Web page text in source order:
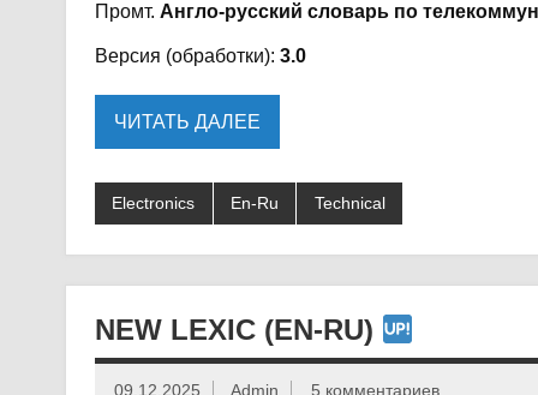
Промт. Англо-русский словарь по
Версия (обработки): 3.0
ЧИТАТЬ ДАЛЕЕ
Electronics En-Ru Technical
NEW LEXIC (EN-RU)
09.12.2025 Admin 5 комментариев